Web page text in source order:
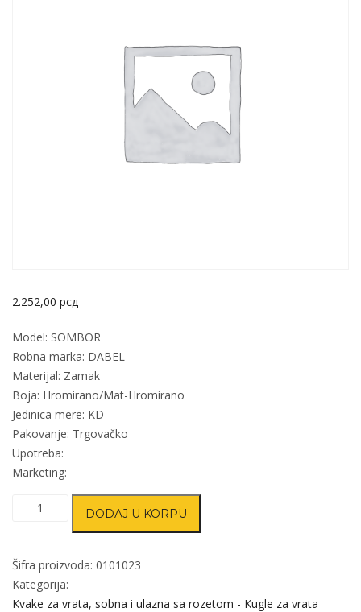
2.252,00 рсд
Model: SOMBOR
Robna marka: DABEL
Materijal: Zamak
Boja: Hromirano/Mat-Hromirano
Jedinica mere: KD
Pakovanje: Trgovačko
Upotreba:
Marketing:
Kvaka
vrata
SOMBOR
Klj
DODAJ U KORPU
Šifra proizvoda: 0101023
Kategorija:
Kvake za vrata, sobna i ulazna sa rozetom - Kugle za vrata